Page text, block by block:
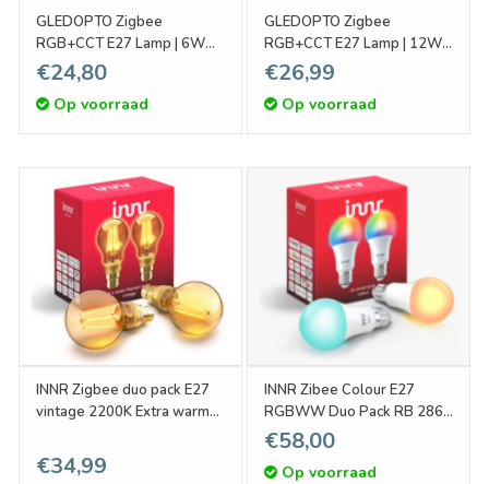
GLEDOPTO Zigbee
RGB+CCT E27 Lamp | 6W
230V | GL-B007ZS
€24,80
Op voorraad
GLEDOPTO Zigbee
RGB+CCT E27 Lamp | 12W
230V | GL-B008P
€26,99
Op voorraad
INNR Zigbee duo pack E27
vintage 2200K Extra warm
€34,99
INNR Zibee Colour E27
RGBWW Duo Pack RB 286
C-2
€58,00
Op voorraad